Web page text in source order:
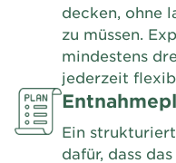
decken, ohne
zu müssen.
mindestens
jederzeit
Ein
dafür, dass